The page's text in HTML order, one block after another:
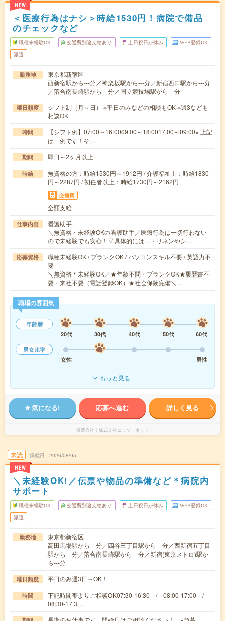
NEW
＜医療行為はナシ＞時給1530円！病院で備品
のチェックなど
職種未経験OK 交通費別途支給あり 土日祝日が休み WEB登録OK
派遣
勤務地
東京都新宿区
西新宿駅から---分／神楽坂駅から---分／新宿西口駅から---分
／落合南長崎駅から---分／国立競技場駅から---分
曜日頻度
シフト制（月～日） ※平日のみなどの相談もOK ※週3なども
相談OK
時間
【シフト例】07:00～16:0009:00～18:0017:00～09:00※ 上記
は一例です！そ…
期間 即日～2ヶ月以上
時給
無資格の方：時給1530円～1912円 / 介護福祉士：時給1830
円～2287円 / 初任者以上：時給1730円～2162円
交通費
全額支給
仕事内容
看護助手
＼無資格・未経験OKの看護助手／医療行為は一切行わない
ので未経験でも安心！▽具体的には…・リネンやシ…
応募資格
職種未経験OK / ブランクOK / パソコンスキル不要 / 英語力不
要
＼無資格＊未経験OK／★年齢不問・ブランクOK★履歴書不
要・来社不要（電話登録OK）★社会保険完備＼…
職場の雰囲気
年齢層
20代
30代 40代 50代
60代
男女比率
女性
男性
もっと見る
気になる! 応募へ進む 詳しく見る
派遣会社 株式会社ニッソーネット
未読
NEW
掲載日 2026/08/05
＼未経験OK!／伝票や物品の準備など＊病院内
サポート
職種未経験OK 交通費別途支給あり 土日祝日が休み WEB登録OK
派遣
勤務地
東京都新宿区
高田馬場駅から---分／四谷三丁目駅から---分／西新宿五丁目
駅から---分／落合南長崎駅から---分／新宿(東京メトロ)駅か
ら---分
曜日頻度 平日のみ週3日～OK！
時間
下記時間帯よりご相談OK07:30-16:30 / 08:00-17:00 /
08:30-17:3…